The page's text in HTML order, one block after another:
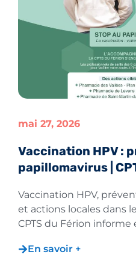
mai 27, 2026
Vaccination HPV :
papillomavirus |
Vaccination HPV,
et actions locales dans
CPTS du Férion
En savoir +